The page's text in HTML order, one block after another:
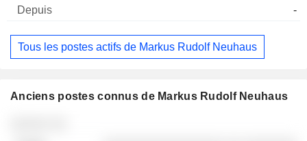
-
Tous les postes actifs de Markus Rudolf Neuhaus
Anciens postes connus de Markus Rudolf Neuhaus